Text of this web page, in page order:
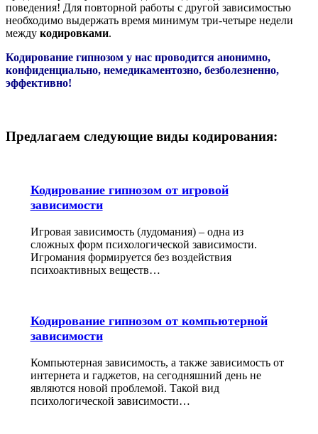
поведения! Для повторной работы с другой зависимостью
необходимо выдержать время минимум три-четыре недели
между кодировками.
Кодирование гипнозом у нас проводится анонимно,
конфиденциально, немедикаментозно, безболезненно,
эффективно!
Предлагаем следующие виды кодирования:
Кодирование гипнозом от игровой
зависимости
Игровая зависимость (лудомания) – одна из
сложных форм психологической зависимости.
Игромания формируется без воздействия
психоактивных веществ…
Кодирование гипнозом от компьютерной
зависимости
Компьютерная зависимость, а также зависимость от
интернета и гаджетов, на сегодняшний день не
являются новой проблемой. Такой вид
психологической зависимости…